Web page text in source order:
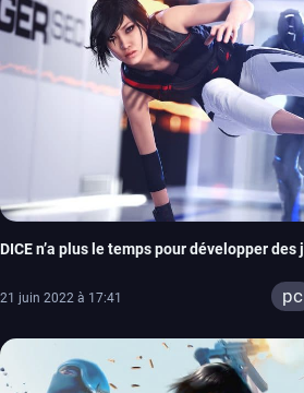
DICE n’a plus le temps pour développer des
21 juin 2022 à 17:41 pc